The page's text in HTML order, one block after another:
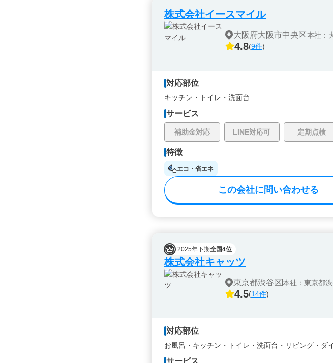
株式会社イースマイル
大阪府大阪市中央区本社：
4.8(9件)
対応部位
キッチン・ トイレ・ 洗面台
サービス
補助金対応 LINE対応可 定期点検
特徴
エコ・省エネ
この会社に問い合わせる
2025年下期全国4位
株式会社キャッツ
東京都渋谷区本社：東京都
4.5(14件)
対応部位
お風呂・ キッチン・ トイレ・ 洗面台・ リビング・ ダ
サービス